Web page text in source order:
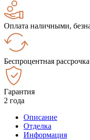
Оплата наличными,
Беспроцентная рассрочка
Гарантия
2 года
Описание
Отделка
Информация